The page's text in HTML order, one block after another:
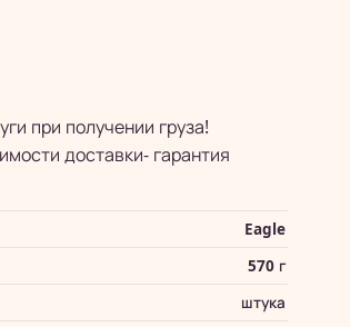
при получении груза!
доставки- гарантия
Eagle
570 г
штука